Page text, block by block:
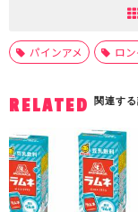
パインアメ ロ
RELATED 関連す